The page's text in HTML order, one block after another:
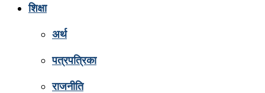
शिक्षा
अर्थ
पत्रपत्रिका
राजनीति